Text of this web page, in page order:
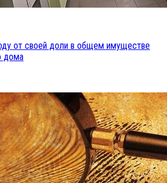
от своей доли в общем имуществе
дома